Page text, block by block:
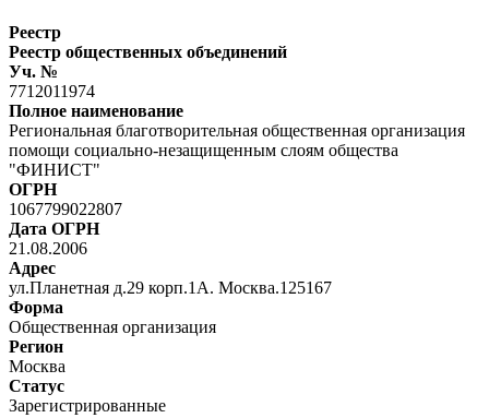
Реестр
Реестр общественных объединений
Уч. №
7712011974
Полное наименование
Региональная благотворительная общественная организация
помощи социально-незащищенным слоям общества
"ФИНИСТ"
ОГРН
1067799022807
Дата ОГРН
21.08.2006
Адрес
ул.Планетная д.29 корп.1А. Москва.125167
Форма
Общественная организация
Регион
Москва
Статус
Зарегистрированные